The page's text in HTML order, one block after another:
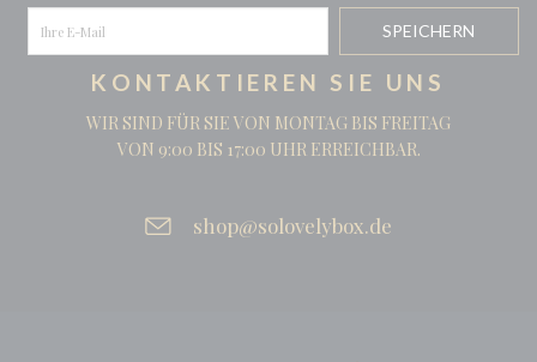
KONTAKTIEREN SIE UNS
WIR SIND FÜR SIE VON MONTAG BIS FREITAG
VON 9:00 BIS 17:00 UHR ERREICHBAR.
shop@solovelybox.de